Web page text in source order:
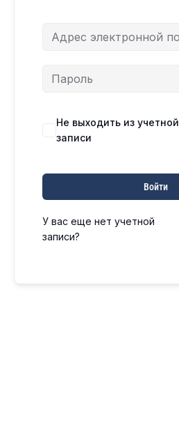
Не выходить из учетной
записи
Войти
У вас еще нет учетной
записи?